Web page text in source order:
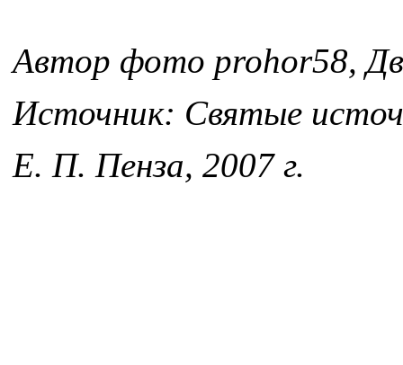
Автор фото prohor58,
Источник: Святые
Е. П. Пенза, 2007 г.